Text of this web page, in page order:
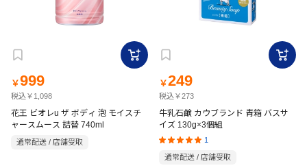
￥999
税込￥1,098
花王 ビオレu ザ ボディ 泡 モイスチ
ャースムース 詰替 740ml
通常配送 / 店舗受取
￥249
税込￥273
牛乳石鹸 カウブランド 青箱 バスサ
イズ 130g×3個組
1
通常配送 / 店舗受取